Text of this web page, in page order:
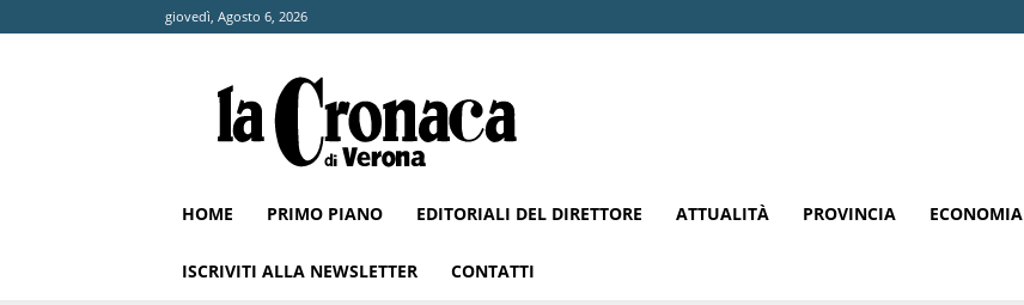
giovedì, Agosto 6, 2026
Cronaca
di
Verona
HOME PRIMO PIANO EDITORIALI DEL DIRETTORE ATTUALITÀ PROVINCIA ECONOMIA
ISCRIVITI ALLA NEWSLETTER CONTATTI